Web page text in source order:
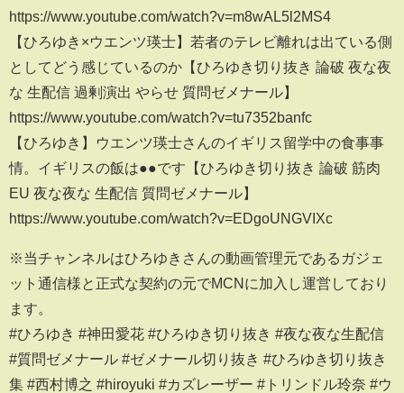
https://www.youtube.com/watch?v=m8wAL5l2MS4
【ひろゆき×ウエンツ瑛士】若者のテレビ離れは出ている側
としてどう感じているのか【ひろゆき切り抜き 論破 夜な夜
な 生配信 過剰演出 やらせ 質問ゼメナール】
https://www.youtube.com/watch?v=tu7352banfc
【ひろゆき】ウエンツ瑛士さんのイギリス留学中の食事事
情。イギリスの飯は●●です【ひろゆき切り抜き 論破 筋肉
EU 夜な夜な 生配信 質問ゼメナール】
https://www.youtube.com/watch?v=EDgoUNGVIXc
※当チャンネルはひろゆきさんの動画管理元であるガジェ
ット通信様と正式な契約の元でMCNに加入し運営しており
ます。
#ひろゆき #神田愛花 #ひろゆき切り抜き #夜な夜な生配信
#質問ゼメナール #ゼメナール切り抜き #ひろゆき切り抜き
集 #西村博之 #hiroyuki #カズレーザー #トリンドル玲奈 #ウ